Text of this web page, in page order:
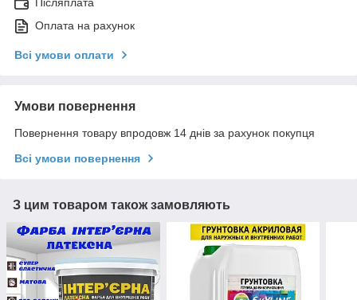
Післяплата
Оплата на рахунок
Всі умови оплати
Умови повернення
Повернення товару впродовж 14 днів за рахунок покупця
Всі умови повернення
З цим товаром також замовляють